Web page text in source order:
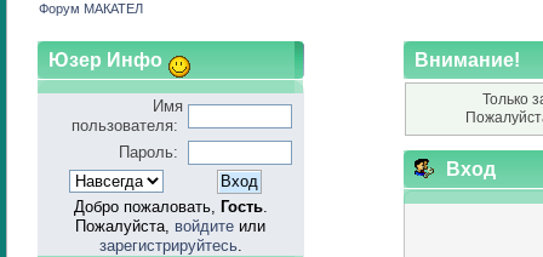
Форум МАКАТЕЛ
Юзер Инфо
Имя
пользователя:
Пароль:
Добро пожаловать, Гость.
Пожалуйста, войдите или
зарегистрируйтесь.
Внимание!
Только
Вход